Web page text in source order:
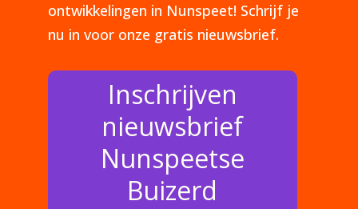
ontwikkelingen in Nunspeet! Schrijf je
nu in voor onze gratis nieuwsbrief.
Inschrijven
nieuwsbrief
Nunspeetse
Buizerd